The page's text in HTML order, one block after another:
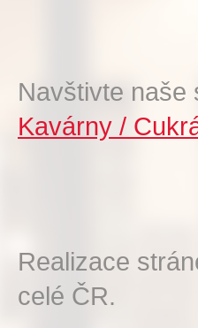
Navštivte
Kavárny /
Realizace
celé ČR.